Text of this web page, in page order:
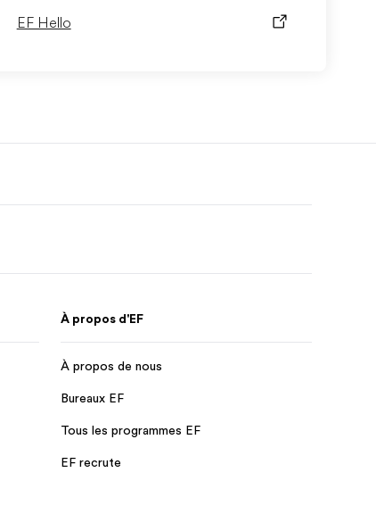
EF Hello
À propos d'EF
À propos de nous
Bureaux EF
Tous les programmes EF
EF recrute